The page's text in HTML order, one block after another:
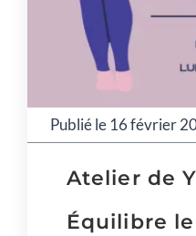
Publié le 16 février
Atelier de
Équilibre